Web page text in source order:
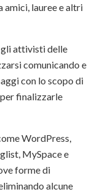
amici, lauree e altri
gli attivisti delle
comunicando e
con lo scopo di
finalizzarle
WordPress,
MySpace e
forme di
alcune